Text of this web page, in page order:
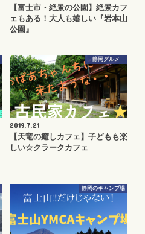
【富士市・絶景の公園】絶景カフ
ェもある！大人も嬉しい『岩本山
公園』
静岡グルメ
2019.7.21
【天竜の癒しカフェ】子どもも楽
しい☆クラークカフェ
静岡のキャンプ場